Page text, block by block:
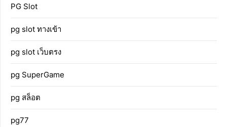
PG Slot
pg slot ทางเข้า
pg slot เว็บตรง
pg SuperGame
pg สล็อต
pg77